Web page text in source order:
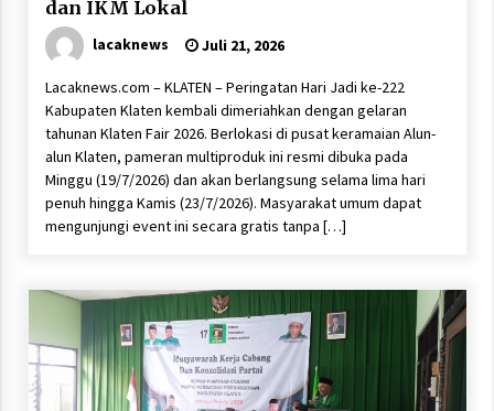
dan IKM Lokal
lacaknews Juli 21, 2026
Lacaknews.com – KLATEN – Peringatan Hari Jadi ke-222
Kabupaten Klaten kembali dimeriahkan dengan gelaran
tahunan Klaten Fair 2026. Berlokasi di pusat keramaian Alun-
alun Klaten, pameran multiproduk ini resmi dibuka pada
Minggu (19/7/2026) dan akan berlangsung selama lima hari
penuh hingga Kamis (23/7/2026). Masyarakat umum dapat
mengunjungi event ini secara gratis tanpa […]